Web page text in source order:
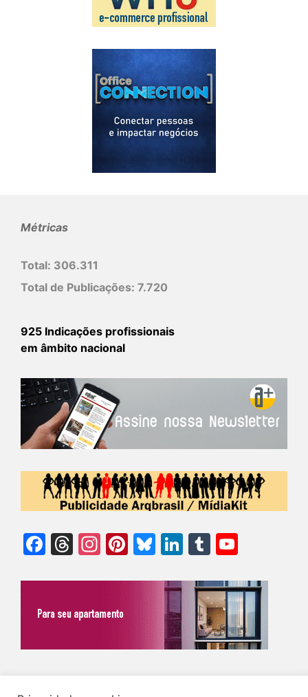
Métricas
Total: 306.311
Total de Publicações: 7.720
925 Indicações profissionais
em âmbito nacional
Facebook
Threads
Instagram
Pinterest
Bluesky
LinkedIn
Tumblr